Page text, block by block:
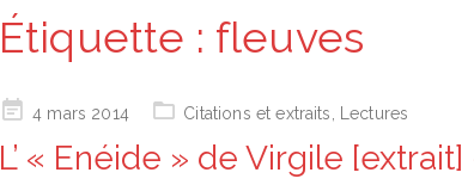
Étiquette : fleuves
Posted4 mars 2014 Citations et extraits Lectures
L’ « Enéide » de Virgile